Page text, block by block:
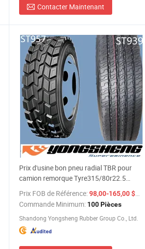
Contacter Maintenant
Prix d'usine bon pneu radial TBR pour
camion remorque Tyre315/80r22.5
385/65r22.5
Prix FOB de Référence:98,00-165,00 $US
Commande Minimum: 100 Pièces
Shandong Yongsheng Rubber Group Co., Ltd.